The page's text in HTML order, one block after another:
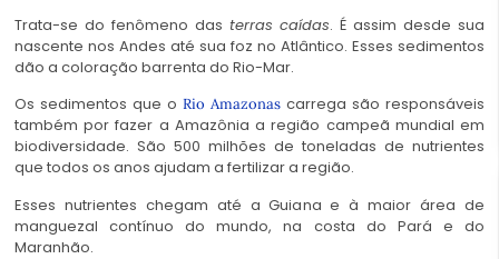
Trata-se do fenômeno das terras caídas. É assim desde sua
nascente nos Andes até sua foz no Atlântico. Esses sedimentos
dão a coloração barrenta do Rio-Mar.
Os sedimentos que o Rio Amazonas carrega são responsáveis
também por fazer a Amazônia a região campeã mundial em
biodiversidade. São 500 milhões de toneladas de nutrientes
que todos os anos ajudam a fertilizar a região.
Esses nutrientes chegam até a Guiana e à maior área de
manguezal contínuo do mundo, na costa do Pará e do
Maranhão.